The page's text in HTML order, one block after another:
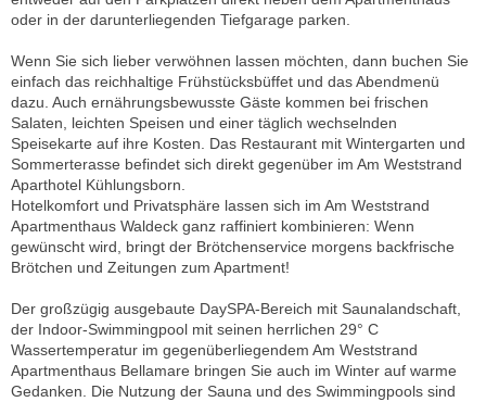
oder in der darunterliegenden Tiefgarage parken.
Wenn Sie sich lieber verwöhnen lassen möchten, dann buchen Sie
einfach das reichhaltige Frühstücksbüffet und das Abendmenü
dazu. Auch ernährungsbewusste Gäste kommen bei frischen
Salaten, leichten Speisen und einer täglich wechselnden
Speisekarte auf ihre Kosten. Das Restaurant mit Wintergarten und
Sommerterasse befindet sich direkt gegenüber im Am Weststrand
Aparthotel Kühlungsborn.
Hotelkomfort und Privatsphäre lassen sich im Am Weststrand
Apartmenthaus Waldeck ganz raffiniert kombinieren: Wenn
gewünscht wird, bringt der Brötchenservice morgens backfrische
Brötchen und Zeitungen zum Apartment!
Der großzügig ausgebaute DaySPA-Bereich mit Saunalandschaft,
der Indoor-Swimmingpool mit seinen herrlichen 29° C
Wassertemperatur im gegenüberliegendem Am Weststrand
Apartmenthaus Bellamare bringen Sie auch im Winter auf warme
Gedanken. Die Nutzung der Sauna und des Swimmingpools sind